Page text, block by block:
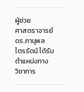
ผู้ช่วย
ศาสตราจารย์
ดร.ภานุพล
ไตรรัตน์ ได้รับ
ตำแหน่งทาง
วิชาการ